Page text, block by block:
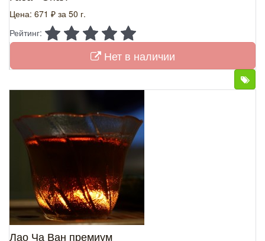
Цена: 671 ₽ за 50 г.
Рейтинг:
Нет в наличии
Лао Ча Ван премиум